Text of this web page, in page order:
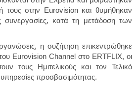
τους στην Eurovision και θυμήθηκαν
συνεργασίες, κατά τη μετάδοση των
η συζήτηση επικεντρώθηκε
Eurovision Channel στο ERTFLIX, οι
τους Ημιτελικούς και τον Τελικό
προσβασιμότητας.